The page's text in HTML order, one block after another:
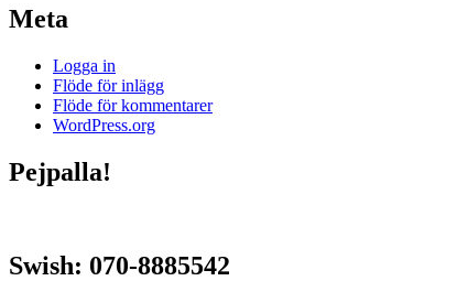
Meta
Logga in
Flöde för inlägg
Flöde för kommentarer
WordPress.org
Pejpalla!
Swish: 070-8885542